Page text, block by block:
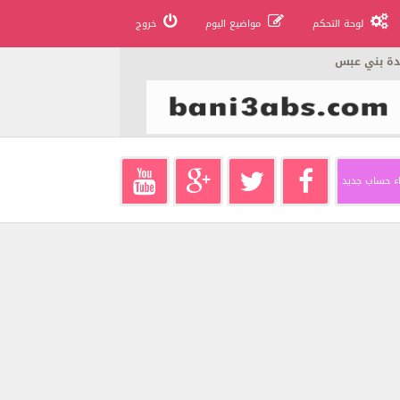
لوحة التحكم مواضيع اليوم خروج
بني عبس
حساب جديد